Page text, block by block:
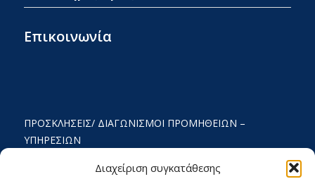
Διαχείριση συγκατάθεσης
Επικοινωνία
ΠΡΟΣΚΛΉΣΕΙΣ/ ΔΙΑΓΩΝΙΣΜΟΊ ΠΡΟΜΉΘΕΙΩΝ –
ΥΠΗΡΕΣΙΏΝ
ΟΡΟΙ ΧΡΗΣΗΣ ΚΑΙ ΠΟΛΙΤΙΚΗ ΑΠΟΡΡΗΤΟΥ